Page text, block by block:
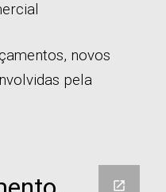
novos
pela